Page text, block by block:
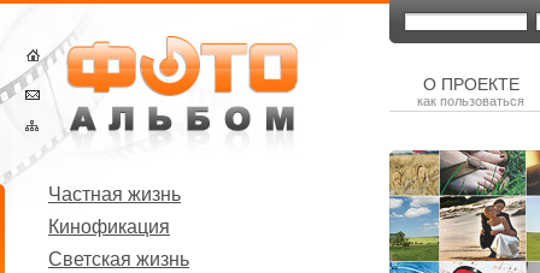
Частная жизнь
Кинофикация
Светская жизнь
О ПРОЕКТЕ
как пользоваться